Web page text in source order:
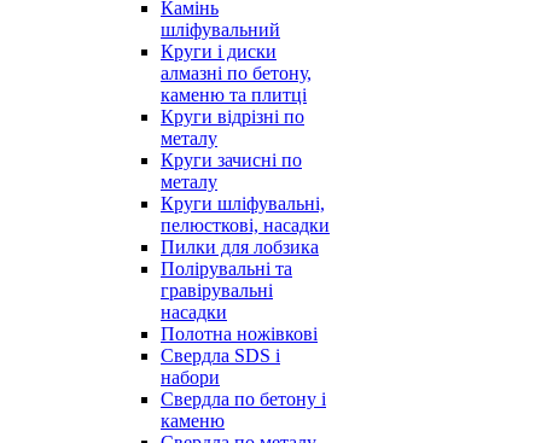
Камінь
шліфувальний
Круги і диски
алмазні по бетону,
каменю та плитці
Круги відрізні по
металу
Круги зачисні по
металу
Круги шліфувальні,
пелюсткові, насадки
Пилки для лобзика
Полірувальні та
гравірувальні
насадки
Полотна ножівкові
Свердла SDS і
набори
Свердла по бетону і
каменю